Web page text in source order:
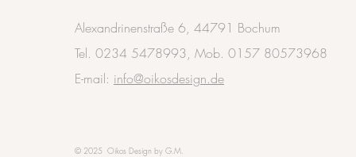
Alexandrinenstraße 6, 44791 Bochum
Tel. 0234 5478993, Mob. 0157 80573968
E-mail: info@oikosdesign.de
© 2025 Oikos Design by G.M.